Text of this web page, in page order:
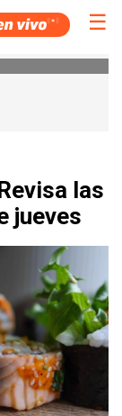
☰
las
jueves